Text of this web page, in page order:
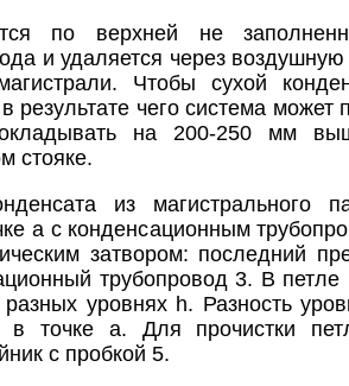
по верхней не
и удаляется через
Чтобы сухой
результате чего система может
на 200-250 мм
стояке.
из магистрального
а с конденсационным
затвором: последний
трубопровод 3. В
разных уровнях h. Разность
в точке а. Для прочистки
с пробкой 5.